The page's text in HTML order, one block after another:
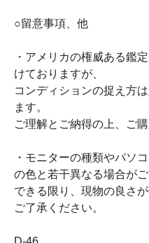
○留意事項、他
・アメリカの権威ある鑑
けておりますが、
コンディションの捉え方
ます。
ご理解とご納得の上、ご
・モニターの種類やパソ
の色と若干異なる場合がご
できる限り、現物の良さ
ご了承ください。